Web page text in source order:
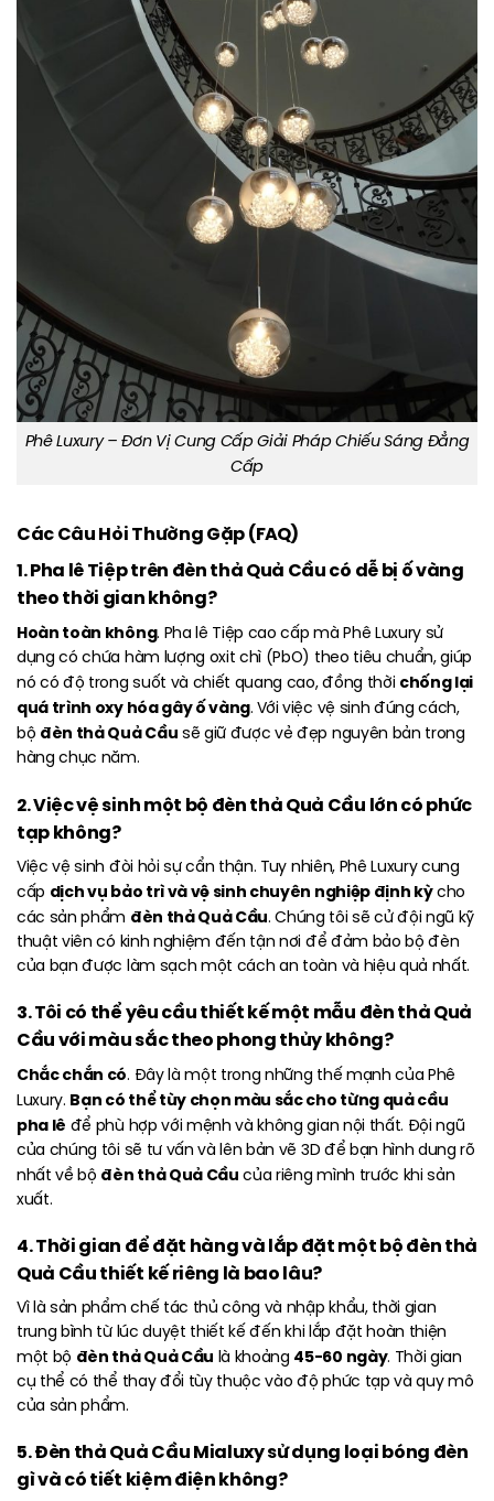
Phê Luxury – Đơn Vị Cung Cấp Giải Pháp Chiếu Sáng Đẳng
Cấp
Các Câu Hỏi Thường Gặp (FAQ)
1. Pha lê Tiệp trên đèn thả Quả Cầu có dễ bị ố vàng
theo thời gian không?
Hoàn toàn không. Pha lê Tiệp cao cấp mà Phê Luxury sử
dụng có chứa hàm lượng oxit chì (PbO) theo tiêu chuẩn, giúp
nó có độ trong suốt và chiết quang cao, đồng thời chống lại
quá trình oxy hóa gây ố vàng. Với việc vệ sinh đúng cách,
bộ đèn thả Quả Cầusẽ giữ được vẻ đẹp nguyên bản trong
hàng chục năm.
2. Việc vệ sinh một bộ đèn thả Quả Cầu lớn có phức
tạp không?
Việc vệ sinh đòi hỏi sự cẩn thận. Tuy nhiên, Phê Luxury cung
cấp dịch vụ bảo trì và vệ sinh chuyên nghiệp định kỳcho
các sản phẩm đèn thả Quả Cầu. Chúng tôi sẽ cử đội ngũ kỹ
thuật viên có kinh nghiệm đến tận nơi để đảm bảo bộ đèn
của bạn được làm sạch một cách an toàn và hiệu quả nhất.
3. Tôi có thể yêu cầu thiết kế một mẫu đèn thả Quả
Cầu với màu sắc theo phong thủy không?
Chắc chắn có. Đây là một trong những thế mạnh của Phê
Luxury. Bạn có thể tùy chọn màu sắc cho từng quả cầu
pha lê để phù hợp với mệnh và không gian nội thất. Đội ngũ
của chúng tôi sẽ tư vấn và lên bản vẽ 3D để bạn hình dung rõ
nhất về bộ đèn thả Quả Cầucủa riêng mình trước khi sản
xuất.
4. Thời gian để đặt hàng và lắp đặt một bộ đèn thả
Quả Cầu thiết kế riêng là bao lâu?
Vì là sản phẩm chế tác thủ công và nhập khẩu, thời gian
trung bình từ lúc duyệt thiết kế đến khi lắp đặt hoàn thiện
một bộ đèn thả Quả Cầu là khoảng 45-60 ngày. Thời gian
cụ thể có thể thay đổi tùy thuộc vào độ phức tạp và quy mô
của sản phẩm.
5. Đèn thả Quả Cầu Mialuxy sử dụng loại bóng đèn
gì và có tiết kiệm điện không?